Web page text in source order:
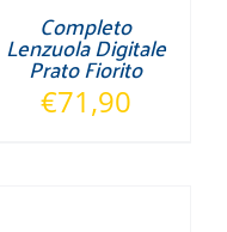
Completo
Lenzuola Digitale
Prato Fiorito
€71,90